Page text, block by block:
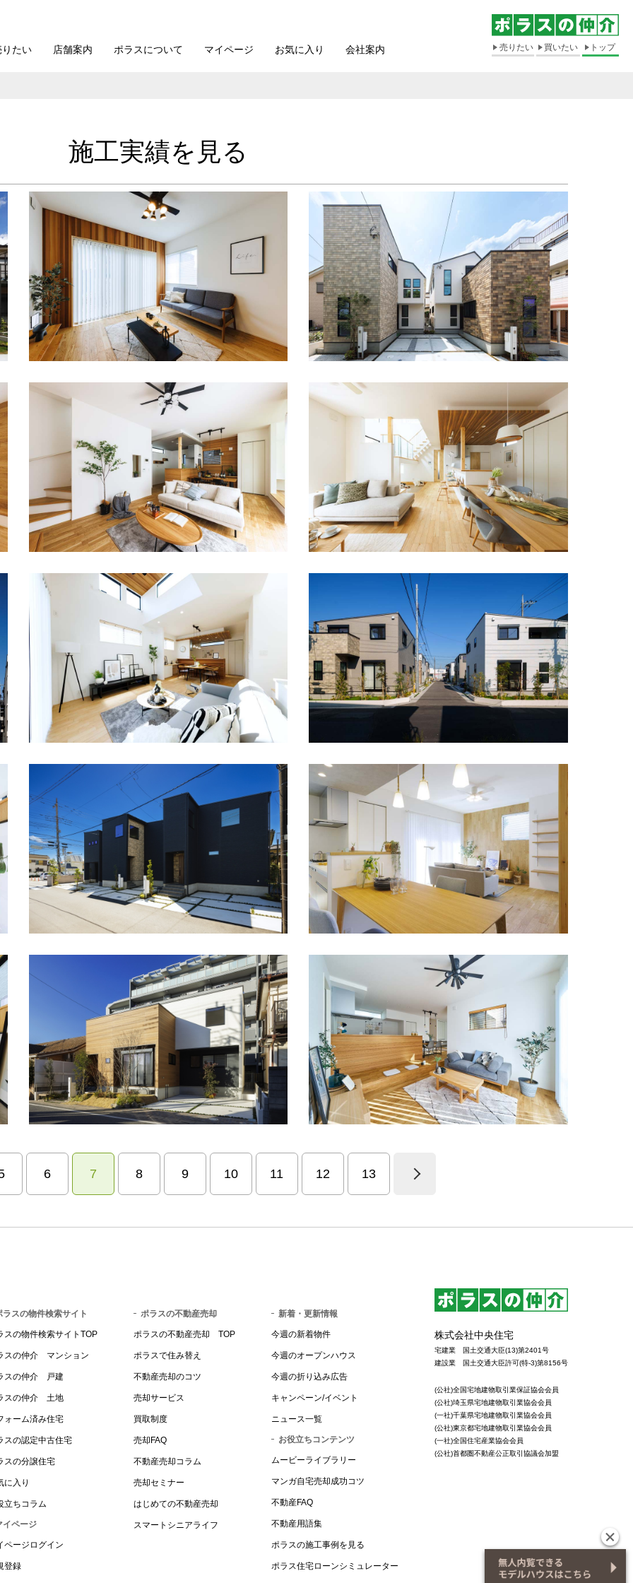
りたい 店舗案内 ポラスについて マイページ お気に入り 会社案内 売りたい 買いたい トップ
施工実績を見る
6 7 8 9 10 11 12 13
ラスの物件検索サイト
スの物件検索サイトTOP
スの仲介 マンション
スの仲介 戸建
スの仲介 土地
ォーム済み住宅
スの認定中古住宅
スの分譲住宅
に入り
立ちコラム
イページ
ページログイン
登録
ポラスの不動産売却
ポラスの不動産売却 TOP
ポラスで住み替え
不動産売却のコツ
売却サービス
買取制度
売却FAQ
不動産売却コラム
売却セミナー
はじめての不動産売却
スマートシニアライフ
新着・更新情報
今週の新着物件
今週のオープンハウス
今週の折り込み広告
キャンペーン/イベント
ニュース一覧
お役立ちコンテンツ
ムービーライブラリー
マンガ自宅売却成功コツ
不動産FAQ
不動産用語集
ポラスの施工事例を見る
ポラス住宅ローンシミュレーター
株式会社中央住宅
宅建業 国土交通大臣(13)第2401号
建設業 国土交通大臣許可(特-3)第8156号
(公社)全国宅地建物取引業保証協会会員
(公社)埼玉県宅地建物取引業協会会員
(一社)千葉県宅地建物取引業協会会員
(公社)東京都宅地建物取引業協会会員
(一社)全国住宅産業協会会員
(公社)首都圏不動産公正取引協議会加盟